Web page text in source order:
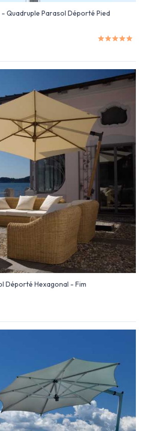
- Quadruple Parasol Déporté Pied
Déporté Hexagonal - Fim